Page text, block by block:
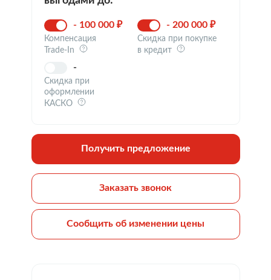
- 100 000 ₽
Компенсация
Trade-In
- 200 000 ₽
Скидка при покупке
в кредит
-
Скидка при
оформлении
КАСКО
Получить предложение
Заказать звонок
Сообщить об изменении цены